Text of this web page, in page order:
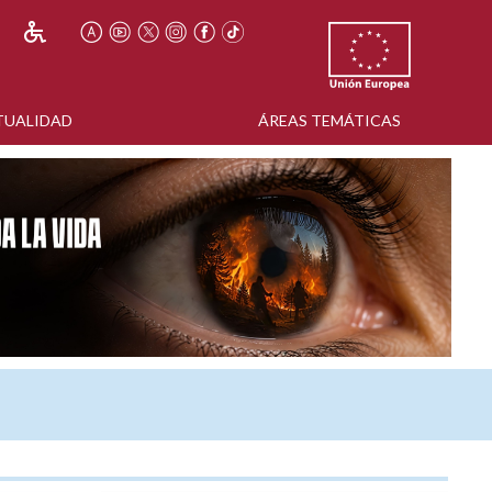
ÁREAS TEMÁTICAS